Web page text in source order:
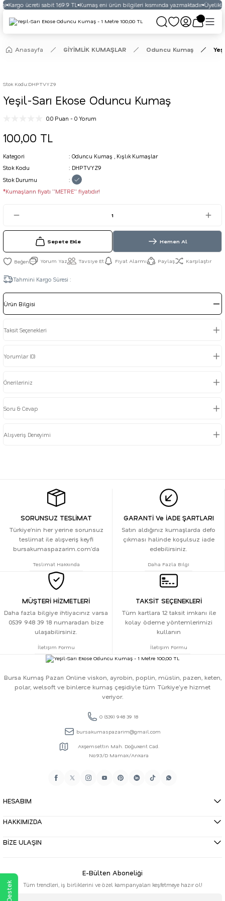
Kargo ücreti sabit 169.9 TL Kumaş eni ürün bilgileri kısmında yazmaktadır Üyelikli
Anasayfa GİYİMLİK KUMAŞLAR Oduncu Kumaş
Stok Kodu:DHPTVYZ9
Yeşil-Sarı Ekose Oduncu Kumaş
0.0 Puan - 0 Yorum
100,00 TL
Kategori Oduncu Kumaş , Kışlık Kumaşlar
Stok Kodu
DHPTVYZ9
Stok Durumu
*Kumaşların fiyatı ''METRE'' fiyatıdır!
Sepete Ekle Hemen Al
Yorum Yaz Tavsiye Et Fiyat Alarmı Paylaş Karşılaştır
Tahmini Kargo Süresi :
Ürün Bilgisi
Taksit Seçenekleri
Yorumlar (0)
Önerileriniz
Soru & Cevap
Alışveriş Deneyimi
SORUNSUZ TESLİMAT
Türkiye’nin her yerine sorunsuz
teslimat ile alışveriş keyfi
bursakumaspazarim.com’da
Teslimat Hakkında
GARANTİ Ve İADE ŞARTLARI
Satın aldığınız kumaşlarda defo
çıkması halinde koşulsuz iade
edebilirsiniz.
Daha Fazla Bilgi
MÜŞTERİ HİZMETLERİ
Daha fazla bilgiye ihtiyacınız varsa
0539 948 39 18 numaradan bize
ulaşabilirsiniz.
İletişim Formu
TAKSİT SEÇENEKLERİ
Tüm kartlara 12 taksit imkanı ile
kolay ödeme yöntemlerimizi
kullanın
İletişim Formu
Bursa Kumaş Pazarı Online viskon, ayrobin, poplin, müslin, pazen, keten,
polar, welsoft ve binlerce kumaş çeşidiyle tüm Türkiye'ye hizmet
veriyor.
0 (539) 948 39 18
bursakumaspazarim@gmail.com
Akşemsettin Mah. Doğukent Cad.
No:93/D Mamak/Ankara
HESABIM
HAKKIMIZDA
BİZE ULAŞIN
E-Bülten Aboneliği
Tüm trendleri, iş birliklerini ve özel kampanyaları keşfetmeye hazır ol!